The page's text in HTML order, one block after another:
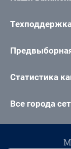
Статистика
Все города